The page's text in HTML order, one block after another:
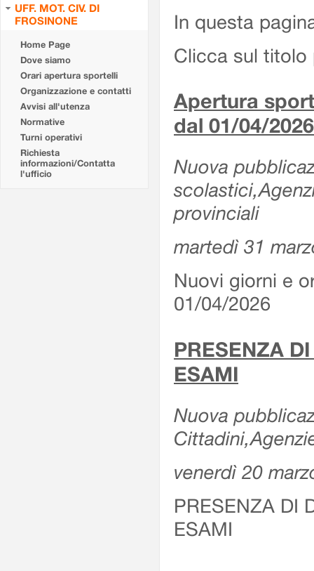
UFF. MOT. CIV. DI
FROSINONE
Home Page
Dove siamo
Orari apertura sportelli
Organizzazione e contatti
Avvisi all'utenza
Normative
Turni operativi
Richiesta
informazioni/Contatta
l'ufficio
In questa
Clicca sul titolo
Apertura
dal 01/04/2026
Nuova
provinciali
martedì 31
Nuovi giorni e
01/04/2026
PRESENZA
ESAMI
Nuova
venerdì 20
PRESENZA DI
ESAMI